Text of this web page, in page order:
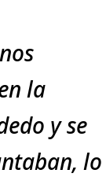
la
y se
lo